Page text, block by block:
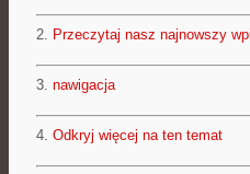
2. Przeczytaj nasz najnowszy
3. nawigacja
4. Odkryj więcej na ten temat